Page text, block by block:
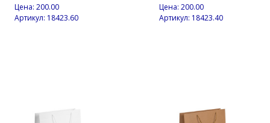
Цена: 200.00
Артикул: 18423.60
Цена: 200.00
Артикул: 18423.40